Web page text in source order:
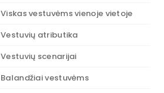
Viskas vestuvėms vienoje vietoje
Vestuvių atributika
Vestuvių scenarijai
Balandžiai vestuvėms